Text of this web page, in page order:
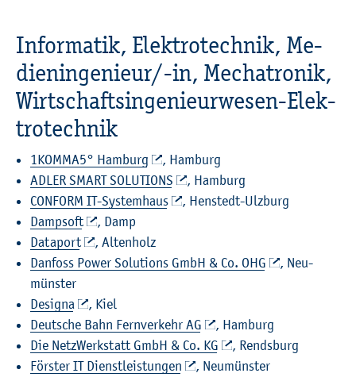
In­for­ma­tik, Elek­tro­tech­nik, Me­
di­en­in­ge­nieur/-in, Me­cha­tro­nik,
Wirt­schafts­in­ge­nieur­we­sen-Elek­
tro­tech­nik
1KOM­MA5° Ham­burg
, Ham­burg
ADLER SMART SO­LU­TI­ONS
, Ham­burg
CON­FORM IT-Sys­tem­haus
, Henstedt-Ulz­burg
Damp­soft
, Damp
Da­ta­port
, Al­ten­holz
Dan­fo­ss Power So­lu­ti­ons GmbH & Co. OHG
, Neu­
müns­ter
De­si­gna
, Kiel
Deut­sche Bahn Fern­ver­kehr AG
, Ham­burg
Die Netz­Werk­statt GmbH & Co. KG
, Rends­burg
Förs­ter IT Dienst­leis­tun­gen
, Neu­müns­ter